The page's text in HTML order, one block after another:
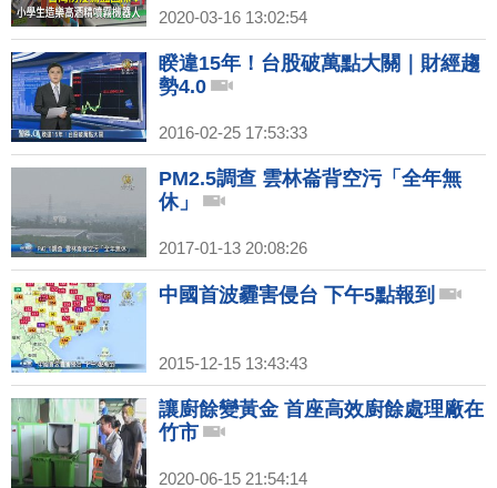
2020-03-16 13:02:54
睽違15年！台股破萬點大關｜財經趨
勢4.0
2016-02-25 17:53:33
PM2.5調查 雲林崙背空污「全年無
休」
2017-01-13 20:08:26
中國首波霾害侵台 下午5點報到
2015-12-15 13:43:43
讓廚餘變黃金 首座高效廚餘處理廠在
竹市
2020-06-15 21:54:14